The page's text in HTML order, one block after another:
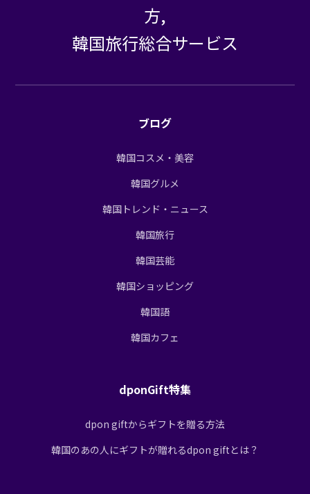
方,
韓国旅行総合サービス
ブログ
韓国コスメ・美容
韓国グルメ
韓国トレンド・ニュース
韓国旅行
韓国芸能
韓国ショッピング
韓国語
韓国カフェ
dponGift特集
dpon giftからギフトを贈る方法
韓国のあの人にギフトが贈れるdpon giftとは？